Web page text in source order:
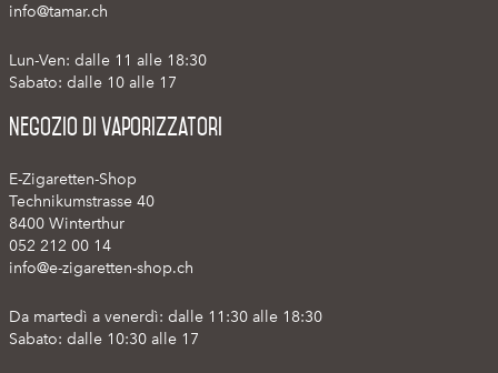
info@tamar.ch
Lun-Ven: dalle 11 alle 18:30
Sabato: dalle 10 alle 17
Negozio di vaporizzatori
E-Zigaretten-Shop
Technikumstrasse 40
8400 Winterthur
052 212 00 14
info@e-zigaretten-shop.ch
Da martedì a venerdì: dalle 11:30 alle 18:30
Sabato: dalle 10:30 alle 17